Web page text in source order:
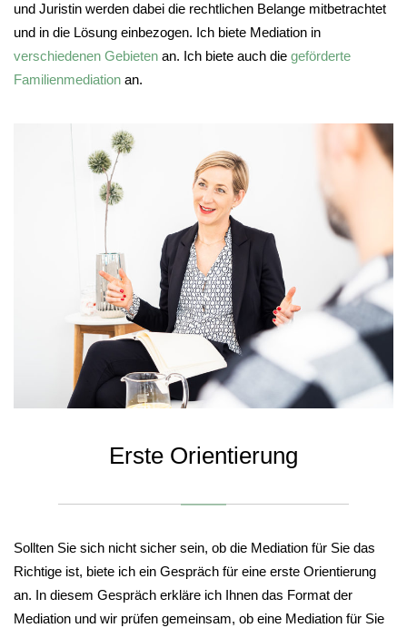
und Juristin werden dabei die rechtlichen Belange mitbetrachtet
und in die Lösung einbezogen. Ich biete Mediation in
verschiedenen Gebieten an. Ich biete auch die geförderte
Familienmediation an.
Erste Orientierung
Sollten Sie sich nicht sicher sein, ob die Mediation für Sie das
Richtige ist, biete ich ein Gespräch für eine erste Orientierung
an. In diesem Gespräch erkläre ich Ihnen das Format der
Mediation und wir prüfen gemeinsam, ob eine Mediation für Sie